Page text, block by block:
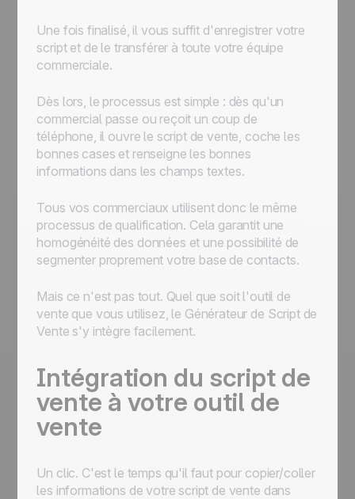
Une fois finalisé, il vous suffit d'enregistrer votre
script et de le transférer à toute votre équipe
commerciale.
Dès lors, le processus est simple : dès qu'un
commercial passe ou reçoit un coup de
téléphone, il ouvre le script de vente, coche les
bonnes cases et renseigne les bonnes
informations dans les champs textes.
Tous vos commerciaux utilisent donc le même
processus de qualification. Cela garantit une
homogénéité des données et une possibilité de
segmenter proprement votre base de contacts.
Mais ce n'est pas tout. Quel que soit l'outil de
vente que vous utilisez, le Générateur de Script de
Vente s'y intègre facilement.
Intégration du script de
vente à votre outil de
vente
Un clic. C'est le temps qu'il faut pour copier/coller
les informations de votre script de vente dans